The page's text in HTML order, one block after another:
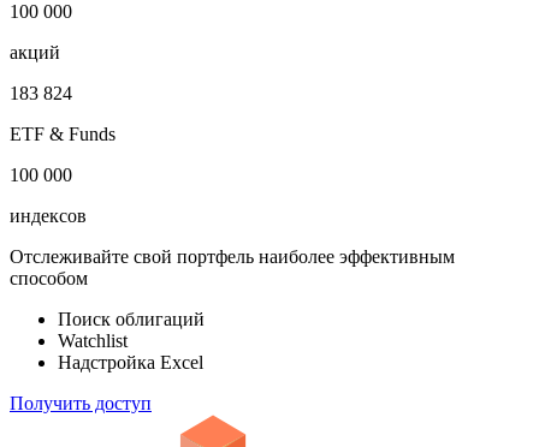
100 000
акций
183 824
ETF & Funds
100 000
индексов
Отслеживайте свой портфель наиболее эффективным
способом
Поиск облигаций
Watchlist
Надстройка Excel
Получить доступ